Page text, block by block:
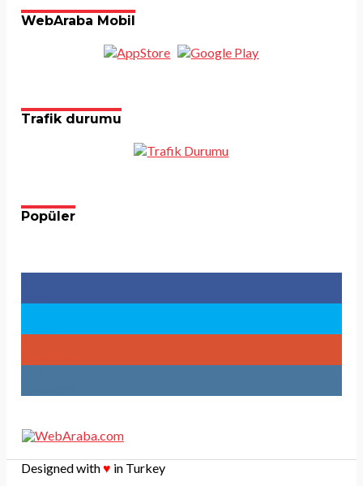
WebAraba Mobil
Trafik durumu
Popüler
Designed with♥ in Turkey